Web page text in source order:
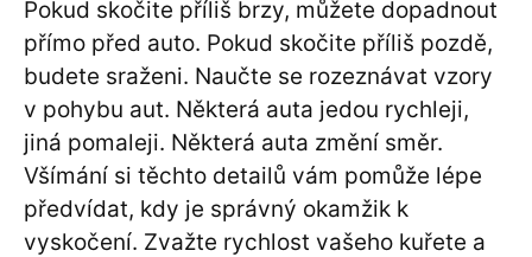
Pokud skočite příliš brzy, můžete dopadnout
přímo před auto. Pokud skočite příliš pozdě,
budete sraženi. Naučte se rozeznávat vzory
v pohybu aut. Některá auta jedou rychleji,
jiná pomaleji. Některá auta změní směr.
Všímání si těchto detailů vám pomůže lépe
předvídat, kdy je správný okamžik k
vyskočení. Zvažte rychlost vašeho kuřete a